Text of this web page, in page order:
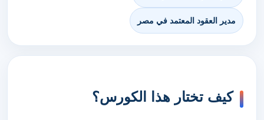
مدير العقود المعتمد في مصر
كيف تختار هذا الكورس؟